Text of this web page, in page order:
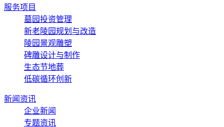
服务项目
墓园投资管理
新老陵园规划与改造
陵园景观雕塑
碑雕设计与制作
生态节地葬
低碳循环创新
新闻资讯
企业新闻
专题资讯